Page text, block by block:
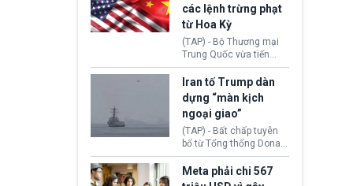
năm trước tại California.
các lệnh trừng phạt
từ Hoa Kỳ
(TAP) - Bộ Thương mại
Trung Quốc vừa tiến
hành áp đặt lệnh trừng
phạt lên hàng loạt thực
thể và siết chặt kiểm
soát xuất khẩu máy bay
không người lái (UAV)
sang Hoa Kỳ. Động thái
này nhằm đáp trả các
biện pháp hạn chế
thương mại, áp thuế mới
cùng lệnh cấm công
Iran tố Trump dàn
dựng “màn kịch
ngoại giao”
(TAP) - Bất chấp tuyên
bố từ Tổng thống Donald
Trump về tiến trình đàm
phán hòa bình, Iran
khẳng định chưa có bất
Meta phải chi 567